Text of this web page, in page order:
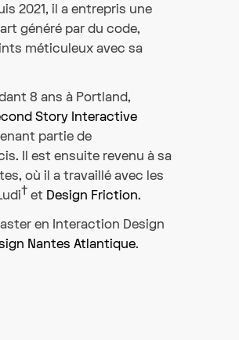
2021, il a entrepris une
généré par du code,
méticuleux avec sa
8 ans à Portland,
Story Interactive
partie de
Il est ensuite revenu à sa
où il a travaillé avec les
† et Design Friction.
en Interaction Design
Nantes Atlantique.